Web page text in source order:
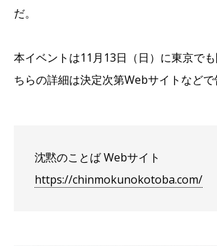
だ。
本イベントは11月13日（日）に東京で
ちらの詳細は決定次第Webサイトなどで
沈黙のことば Webサイト
https://chinmokunokotoba.com/